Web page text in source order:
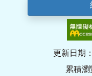
更新日期
累積